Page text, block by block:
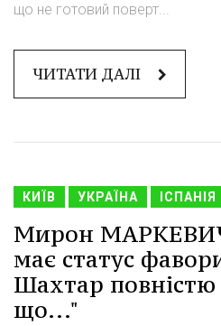
що не готовий поверт...
ЧИТАТИ ДАЛІ
КИЇВ УКРАЇНА ІСПАНІЯ
Мирон
має статус
Шахтар повністю
що..."